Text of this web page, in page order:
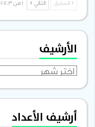
السابق التالي
الأرشيف
الأرشيف
أرشيف الأعداد